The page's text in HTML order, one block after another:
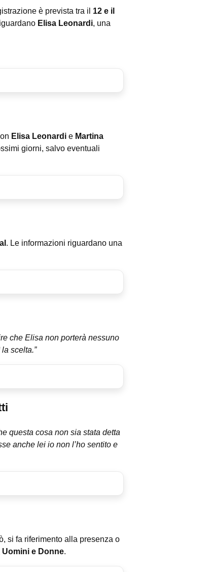
è prevista tra il 12 e il
Elisa Leonardi, una
Elisa Leonardi e Martina
giorni, salvo eventuali
. Le informazioni riguardano una
che Elisa non porterà nessuno
la scelta.”
questa cosa non sia stata detta
anche lei io non l’ho sentito e
si fa riferimento alla presenza o
Uomini e Donne.